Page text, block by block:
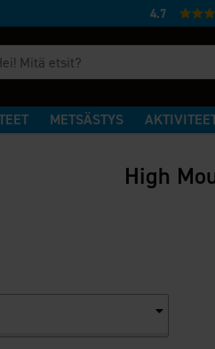
4.7
METSÄSTYS
High